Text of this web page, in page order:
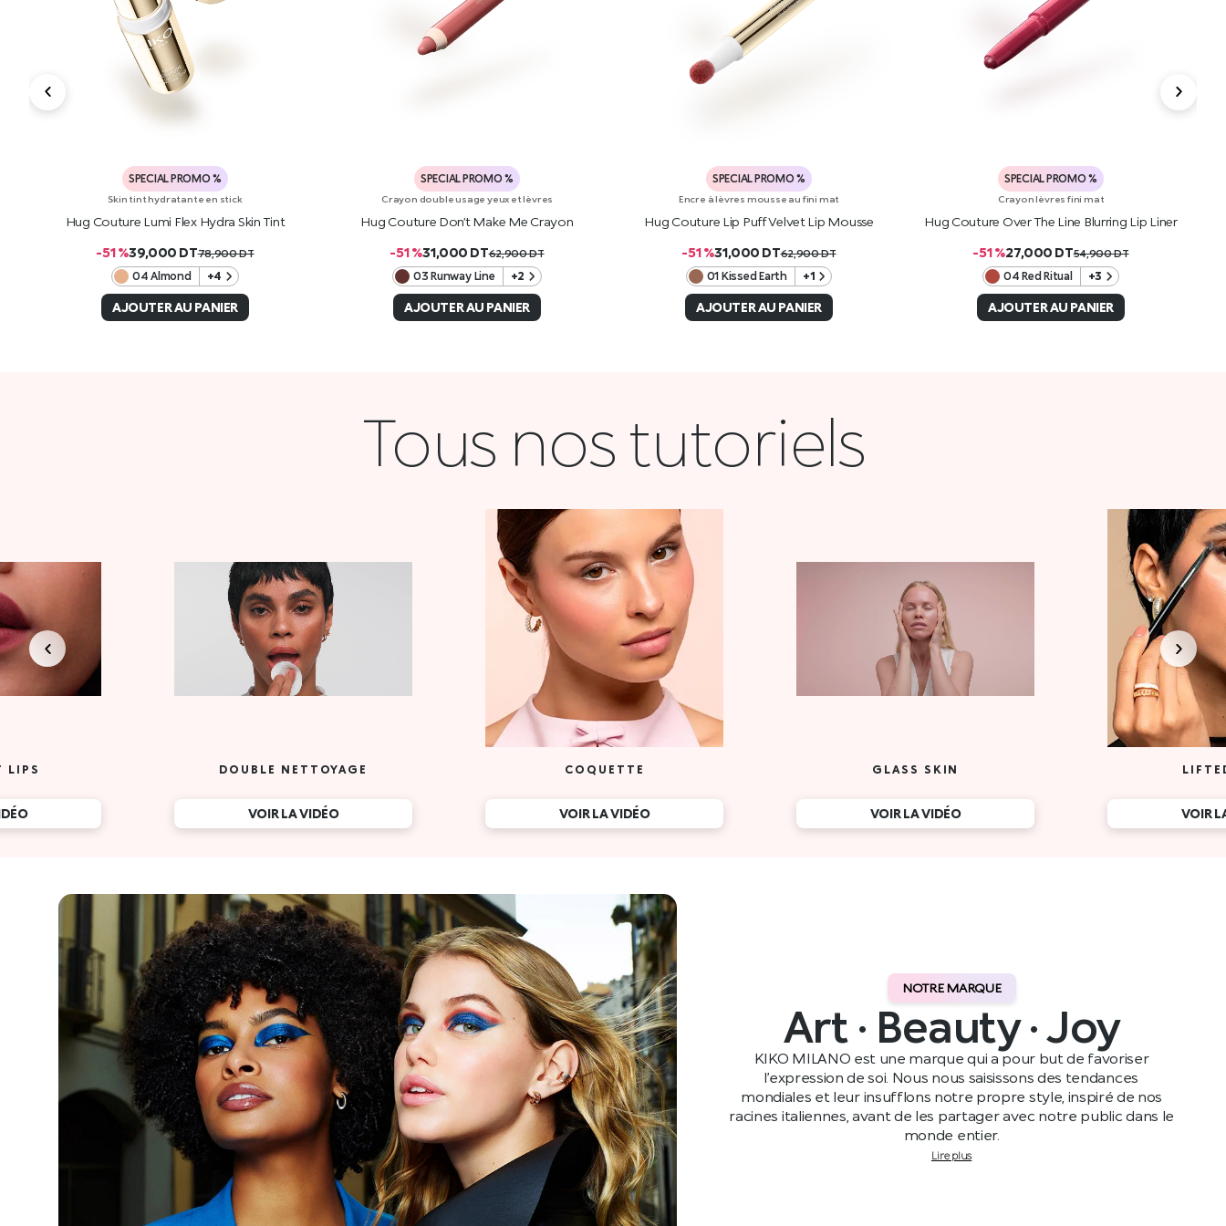
SPECIAL PROMO %
Skin tint hydratante en stick
Hug Couture Lumi Flex Hydra Skin Tint
-51 %39,000 DT78,900DT
04 Almond +4
AJOUTER AU PANIER
SPECIAL PROMO %
Crayon double usage yeux et lèvres
Hug Couture Don’t Make Me Crayon
-51 %31,000 DT62,900DT
03 Runway Line +2
AJOUTER AU PANIER
SPECIAL PROMO %
Encre à lèvres mousse au fini mat
Hug Couture Lip Puff Velvet Lip Mousse
-51 %31,000 DT62,900DT
01 Kissed Earth +1
AJOUTER AU PANIER
SPECIAL PROMO %
Crayon lèvres fini mat
Hug Couture Over The Line Blurring Lip Liner
-51 %27,000 DT54,900DT
04 Red Ritual +3
AJOUTER AU PANIER
Tous nos tutoriels
LIPS DOUBLE NETTOYAGE
VOIR LA VIDÉO
COQUETTE
VOIR LA VIDÉO
GLASS SKIN
VOIR LA VIDÉO VOIR
NOTRE MARQUE
Art · Beauty · Joy
KIKO MILANO est une marque qui a pour but de favoriser
l’expression de soi. Nous nous saisissons des tendances
mondiales et leur insufflons notre propre style, inspiré de nos
racines italiennes, avant de les partager avec notre public dans le
monde entier.
Lire plus